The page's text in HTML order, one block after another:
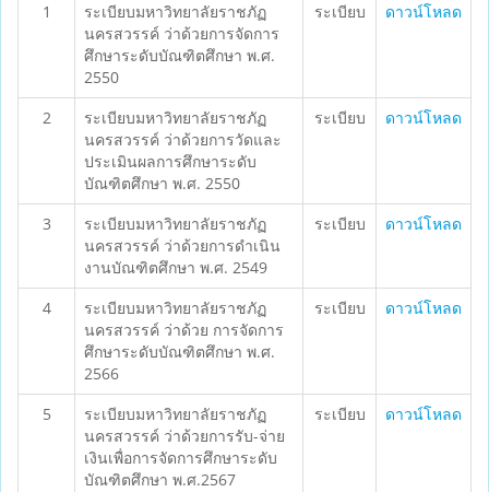
1
ระเบียบมหาวิทยาลัยราชภัฏ
นครสวรรค์ ว่าด้วยการจัดการ
ศึกษาระดับบัณฑิตศึกษา พ.ศ.
2550
ระเบียบ ดาวน์โหลด
2
ระเบียบมหาวิทยาลัยราชภัฏ
นครสวรรค์ ว่าด้วยการวัดและ
ประเมินผลการศึกษาระดับ
บัณฑิตศึกษา พ.ศ. 2550
ระเบียบ ดาวน์โหลด
3
ระเบียบมหาวิทยาลัยราชภัฏ
นครสวรรค์ ว่าด้วยการดำเนิน
งานบัณฑิตศึกษา พ.ศ. 2549
ระเบียบ ดาวน์โหลด
4
ระเบียบมหาวิทยาลัยราชภัฏ
นครสวรรค์ ว่าด้วย การจัดการ
ศึกษาระดับบัณฑิตศึกษา พ.ศ.
2566
ระเบียบ ดาวน์โหลด
5
ระเบียบมหาวิทยาลัยราชภัฏ
นครสวรรค์ ว่าด้วยการรับ-จ่าย
เงินเพื่อการจัดการศึกษาระดับ
บัณฑิตศึกษา พ.ศ.2567
ระเบียบ ดาวน์โหลด